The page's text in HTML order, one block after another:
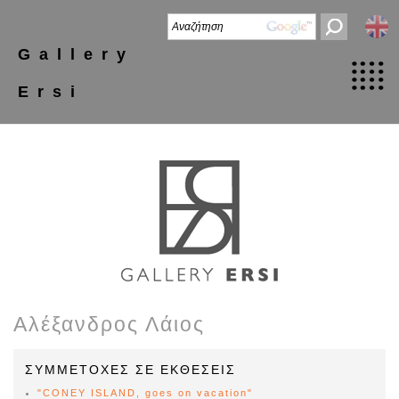
Gallery
Ersi
Αλέξανδρος Λάιος
ΣΥΜΜΕΤΟΧΕΣ ΣΕ ΕΚΘΕΣΕΙΣ
"CONEY ISLAND, goes on vacation"